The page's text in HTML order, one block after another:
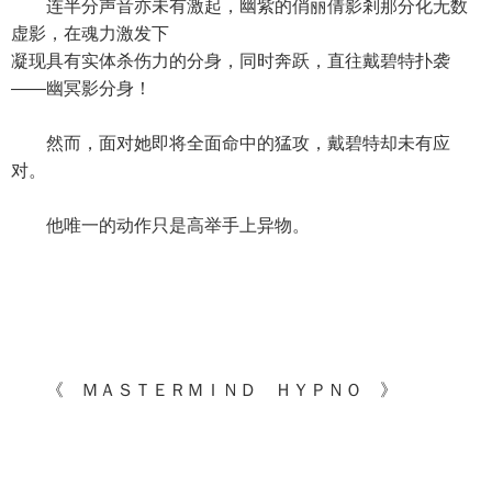
连半分声音亦未有激起，幽紫的俏丽倩影剎那分化无数
虚影，在魂力激发下
凝现具有实体杀伤力的分身，同时奔跃，直往戴碧特扑袭
——幽冥影分身！
然而，面对她即将全面命中的猛攻，戴碧特却未有应
对。
他唯一的动作只是高举手上异物。
《 ＭＡＳＴＥＲＭＩＮＤ ＨＹＰＮＯ 》